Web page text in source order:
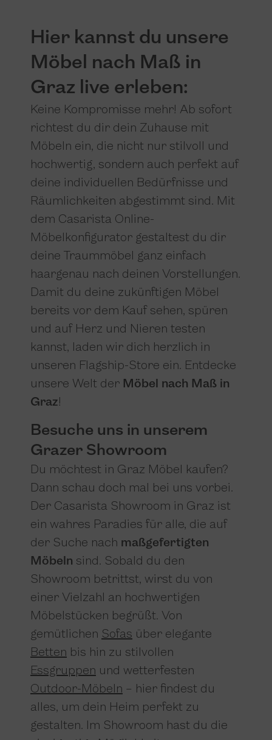
Hier kannst du unsere
Möbel nach Maß in
Graz live erleben:
Keine Kompromisse mehr! Ab sofort
richtest du dir dein Zuhause mit
Möbeln ein, die nicht nur stilvoll und
hochwertig, sondern auch perfekt auf
deine individuellen Bedürfnisse und
Räumlichkeiten abgestimmt sind. Mit
dem Casarista Online-
Möbelkonfigurator gestaltest du dir
deine Traummöbel ganz einfach
haargenau nach deinen Vorstellungen.
Damit du deine zukünftigen Möbel
bereits vor dem Kauf sehen, spüren
und auf Herz und Nieren testen
kannst, laden wir dich herzlich in
unseren Flagship-Store ein. Entdecke
unsere Welt der Möbel nach Maß in
Graz!
Besuche uns in unserem
Grazer Showroom
Du möchtest in Graz Möbel kaufen?
Dann schau doch mal bei uns vorbei.
Der Casarista Showroom in Graz ist
ein wahres Paradies für alle, die auf
der Suche nach maßgefertigten
Möbeln sind. Sobald du den
Showroom betrittst, wirst du von
einer Vielzahl an hochwertigen
Möbelstücken begrüßt. Von
gemütlichen Sofas über elegante
Betten bis hin zu stilvollen
Essgruppen und wetterfesten
Outdoor-Möbeln – hier findest du
alles, um dein Heim perfekt zu
gestalten. Im Showroom hast du die